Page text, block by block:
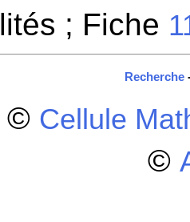
; Fiche
Recherche
© Cellule
©